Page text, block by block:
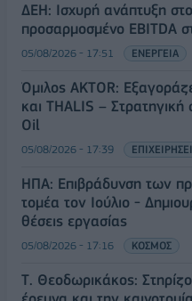
ΔΕΗ: Ισχυρή ανάπτυξη
προσαρμοσμένο EBITDA
05/08/2026 - 17:51 ΕΝΕΡΓΕΙΑ
Όμιλος AKTOR:
και THALIS –
Oil
05/08/2026 - 17:39
ΗΠΑ: Επιβράδυνση των
τομέα τον Ιούλιο -
θέσεις εργασίας
05/08/2026 - 17:16 ΚΟΣΜΟΣ
Τ. Θεοδωρικάκος: